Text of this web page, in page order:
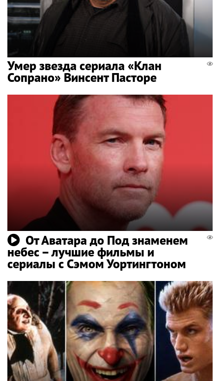
Умер звезда сериала «Клан
Сопрано» Винсент Пасторе
От Аватара до Под знаменем
небес – лучшие фильмы и
сериалы с Сэмом Уортингтоном